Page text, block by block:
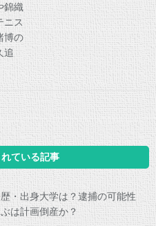
錦織
ニス
博の
追
ている記事
・出身大学は？逮捕の可能性
は計画倒産か？